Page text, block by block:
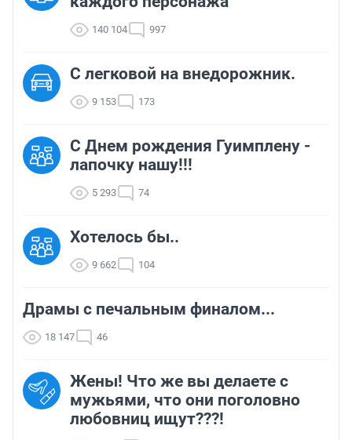
140 104 997
C легковой на внедорожник.
9 153 173
С Днем рождения Гуимплену -
лапочку нашу!!!
5 293 74
Хотелось бы..
9 662 104
Драмы с печальным финалом...
18 147 46
Жены! Что же вы делаете с
мужьями, что они поголовно
любовниц ищут???!